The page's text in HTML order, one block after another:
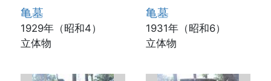
亀墓
1929年（昭和4）
立体物
亀墓
1931年（昭和6）
立体物